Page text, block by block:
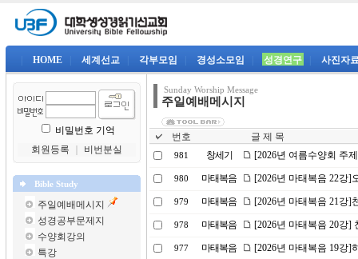
HOME 세계선교 각부모임 경성소모임 성경연구 사진자
비밀번호 기억
회원등록
비번분실
Bible Study
주일예배메시지
성경공부문제지
수양회강의
특강
Sunday Worship Message
주일예배메시지
번호 글 제 목
981 창세기 [2026년 여름수양회 주
980 마태복음 [2026년 마태복음 22강]
979 마태복음 [2026년 마태복음 21강]
978 마태복음 [2026년 마태복음 20강]
977 마태복음 [2026년 마태복음 19강]